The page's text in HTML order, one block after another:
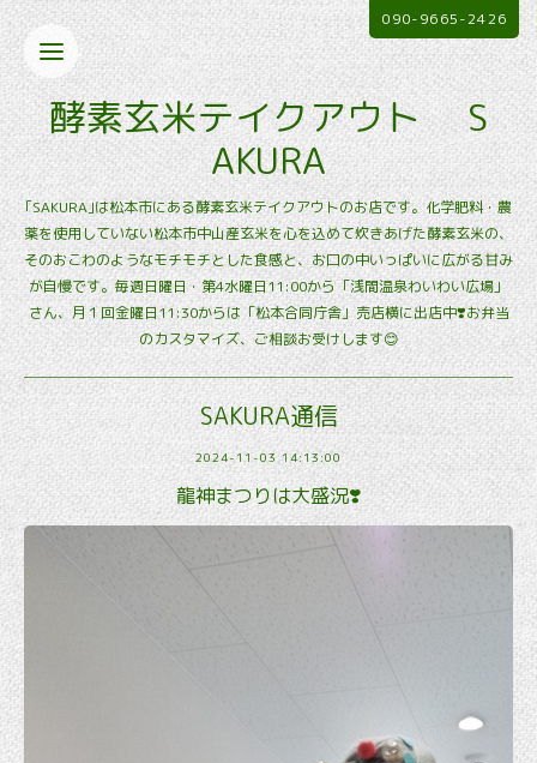
酵素玄米テイクアウト S
AKURA
｢SAKURA｣は松本市にある酵素玄米テイクアウトのお店です。化学肥料・農
薬を使用していない松本市中山産玄米を心を込めて炊きあげた酵素玄米の、
そのおこわのようなモチモチとした食感と、お口の中いっぱいに広がる甘み
が自慢です。毎週日曜日・第4水曜日11:00から「浅間温泉わいわい広場」
さん、月１回金曜日11:30からは「松本合同庁舎」売店横に出店中❣️お弁当
のカスタマイズ、ご相談お受けします😊
090-9665-2426
SAKURA通信
2024-11-03 14:13:00
龍神まつりは大盛況❣️